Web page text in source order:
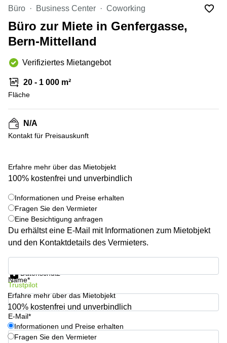
Lausanne
Coworking
Genf
Bern
Coworking
Winterthur
Büro
Zürich
Büro
Bern
Büro
mieten
Basel
mieten
Business
Center
Zürich
Business
Center
Zug
40 Zürich
Gotthardstrasse
26 Zug
28 Zug
Gubelstrasse
12 Zug
General-
Strasse
6/8 Zug
Grafenauweg
Teichgässlein
9 Basel
Aeschengraben
29 Basel
Zugerstrasse
Glärnischstrasse
13 Wil
Werftestrasse
4 Luzern
Büro Business Center Coworking
Büro zur Miete in Genfergasse,
Bern-Mittelland
Verifiziertes Mietangebot
20 - 1 000 m²
Fläche
N/A
Kontakt für Preisauskunft
Erfahre mehr über das Mietobjekt
100% kostenfrei und unverbindlich
Informationen und Preise erhalten
Fragen Sie den Vermieter
Eine Besichtigung anfragen
Du erhältst eine E-Mail mit Informationen zum Mietobjekt
und den Kontaktdetails des Vermieters.
Name*
E-Mail*
Datenschutz
Trustpilot
Erfahre mehr über das Mietobjekt
100% kostenfrei und unverbindlich
Informationen und Preise erhalten
Fragen Sie den Vermieter